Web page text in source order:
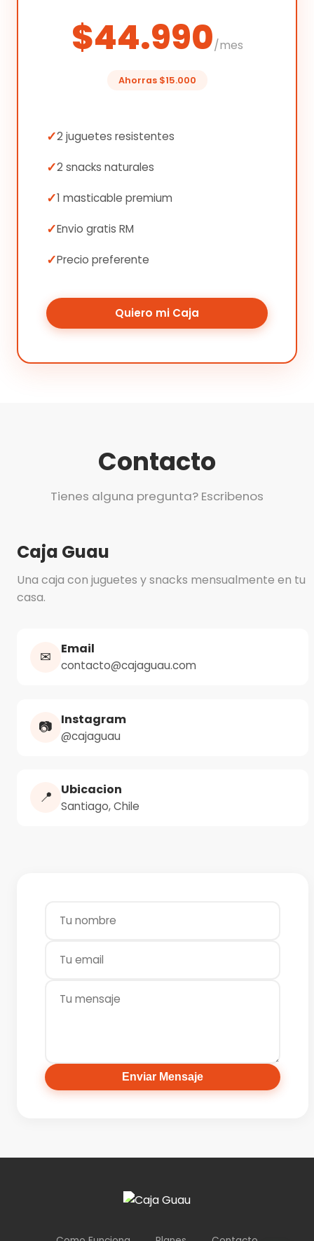
$44.990/mes
Ahorras $15.000
2 juguetes resistentes
2 snacks naturales
1 masticable premium
Envio gratis RM
Precio preferente
Quiero mi Caja
Contacto
Tienes alguna pregunta? Escribenos
Caja Guau
Una caja con juguetes y snacks mensualmente en tu
casa.
✉ Email
contacto@cajaguau.com
📷 Instagram
@cajaguau
📍 Ubicacion
Santiago, Chile
Enviar Mensaje